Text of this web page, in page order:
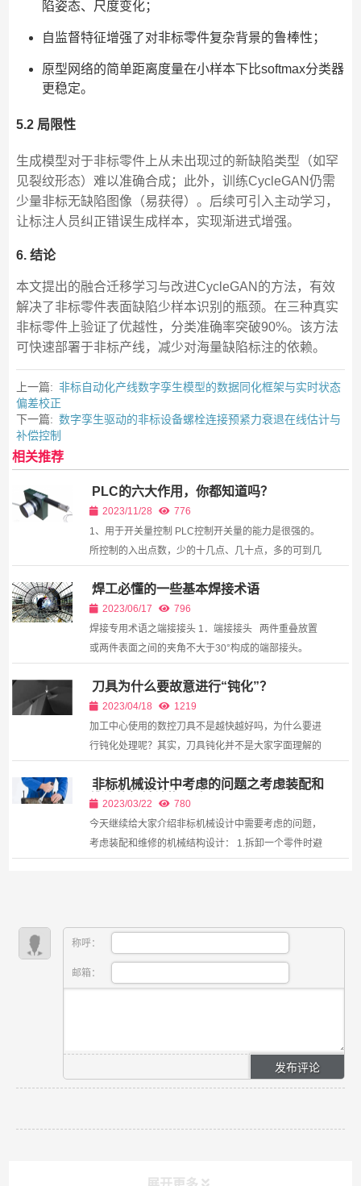
陷姿态、尺度变化；
自监督特征增强了对非标零件复杂背景的鲁棒性；
原型网络的简单距离度量在小样本下比softmax分类器
更稳定。
5.2 局限性
生成模型对于非标零件上从未出现过的新缺陷类型（如罕
见裂纹形态）难以准确合成；此外，训练CycleGAN仍需
少量非标无缺陷图像（易获得）。后续可引入主动学习，
让标注人员纠正错误生成样本，实现渐进式增强。
6. 结论
本文提出的融合迁移学习与改进CycleGAN的方法，有效
解决了非标零件表面缺陷少样本识别的瓶颈。在三种真实
非标零件上验证了优越性，分类准确率突破90%。该方法
可快速部署于非标产线，减少对海量缺陷标注的依赖。
上一篇: 非标自动化产线数字孪生模型的数据同化框架与实时状态
偏差校正
下一篇: 数字孪生驱动的非标设备螺栓连接预紧力衰退在线估计与
补偿控制
相关推荐
PLC的六大作用，你都知道吗？
2023/11/28
776
1、用于开关量控制 PLC控制开关量的能力是很强的。
所控制的入出点数，少的十几点、几十点，多的可到几
百、几千，甚至几万点，由于它能联网点数几乎不受限
制，不管多少点都能控制所控制的逻辑问题可以是多种
多...
焊工必懂的一些基本焊接术语
2023/06/17
796
焊接专用术语之端接接头 1．端接接头 两件重叠放置
或两件表面之间的夹角不大于30°构成的端部接头。
2．卷边接头 待焊件端部预先卷边，焊后卷边只部分
熔化的接头。 3．套管接头...
刀具为什么要故意进行“钝化”？
2023/04/18
1219
加工中心使用的数控刀具不是越快越好吗，为什么要进
行钝化处理呢？其实，刀具钝化并不是大家字面理解的
意思，而是提高刀具使用寿命的方式。 通过平整、抛
光、去毛刺等工序提高刀具质量。这其实是刀具在精磨
之...
非标机械设计中考虑的问题之考虑装配和
维修的机械结构设计
2023/03/22
780
今天继续给大家介绍非标机械设计中需要考虑的问题，
考虑装配和维修的机械结构设计： 1.拆卸一个零件时避
免必须拆下其他零件 2.避免同时装入两个配合面 3.要为
称呼：
邮箱：